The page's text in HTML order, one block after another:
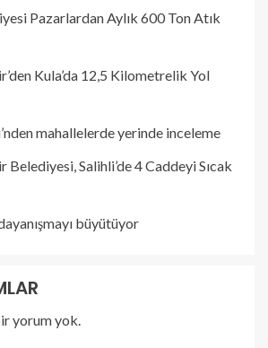
Pazarlardan Aylık 600 Ton Atık
Kula’da 12,5 Kilometrelik Yol
mahallelerde yerinde inceleme
Belediyesi, Salihli’de 4 Caddeyi Sıcak
büyütüyor
yorum yok.